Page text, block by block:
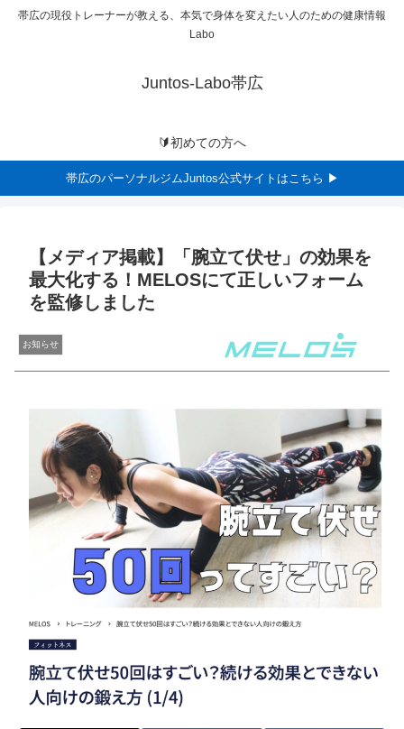
帯広の現役トレーナーが教える、本気で身体を変えたい人のための健康情報
Labo
Juntos-Labo帯広
🔰初めての方へ
帯広のパーソナルジムJuntos公式サイトはこちら ▶
【メディア掲載】「腕立て伏せ」の効果を
最大化する！MELOSにて正しいフォーム
を監修しました
お知らせ